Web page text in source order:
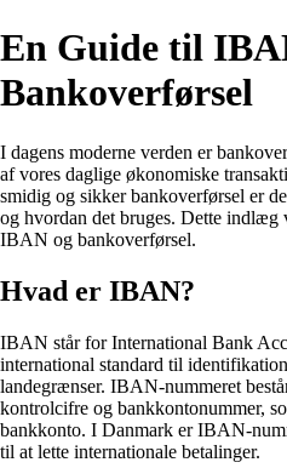
En Guide til
Bankoverførsel
I dagens moderne verden er
af vores daglige økonomiske
smidig og sikker bankoverførsel er
og hvordan det bruges. Dette
IBAN og bankoverførsel.
Hvad er IBAN?
IBAN står for International Bank
international standard til
landegrænser. IBAN-nummeret
kontrolcifre og bankkontonummer,
bankkonto. I Danmark er IBAN-
til at lette internationale betalinger.